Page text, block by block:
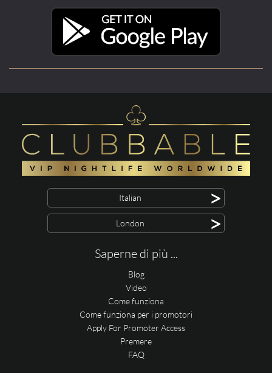
Italian >
London >
Saperne di più ...
Blog
Video
Come funziona
Come funziona per i promotori
Apply For Promoter Access
Premere
FAQ